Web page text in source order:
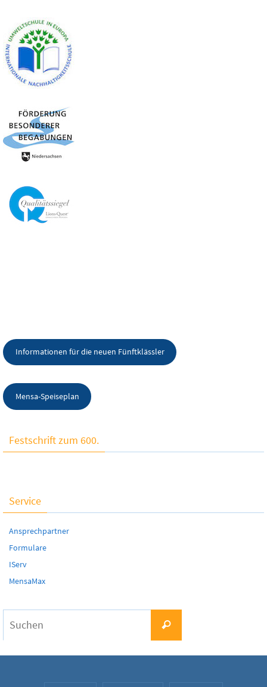
Informationen für die neuen Fünftklässler
Mensa-Speiseplan
Festschrift zum 600.
Service
Ansprechpartner
Formulare
IServ
MensaMax
Suchen